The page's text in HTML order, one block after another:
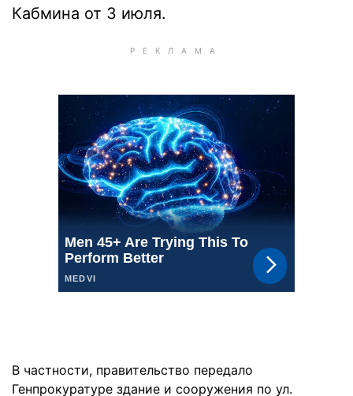
Кабмина от 3 июля.
В частности, правительство передало
Генпрокуратуре здание и сооружения по ул.